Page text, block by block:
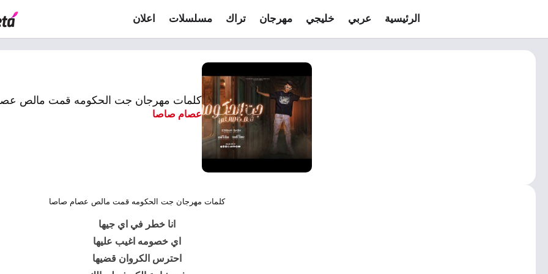
الرئيسية عربي خليجي مهرجان تراك مسلسلات اعلان
كلمات مهرجان جت الحكومه قمت مالص
عصام صاصا
كلمات مهرجان جت الحكومه قمت مالص عصام صاصا
انا خطر في اي جيها
اي خصومه اغيب عليها
احترس الكروان قضيها